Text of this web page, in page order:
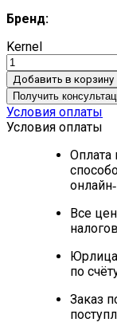
Бренд:
Kernel
Добавить в корзину
Получить
Условия оплаты
Условия оплаты
Оплата
Все
по
Заказ